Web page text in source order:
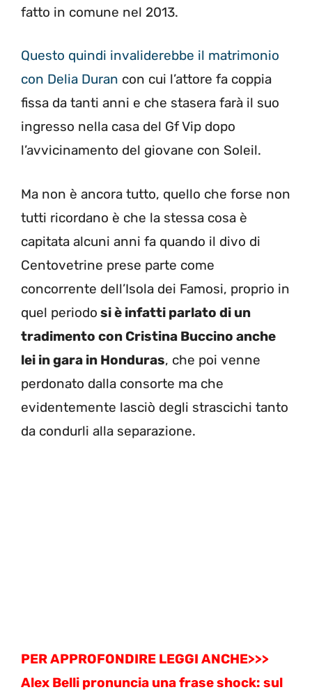
fatto in comune nel 2013.
Questo quindi invaliderebbe il matrimonio
con Delia Duran con cui l’attore fa coppia
fissa da tanti anni e che stasera farà il suo
ingresso nella casa del Gf Vip dopo
l’avvicinamento del giovane con Soleil.
Ma non è ancora tutto, quello che forse non
tutti ricordano è che la stessa cosa è
capitata alcuni anni fa quando il divo di
Centovetrine prese parte come
concorrente dell’Isola dei Famosi, proprio in
quel periodo si è infatti parlato di un
tradimento con Cristina Buccino anche
lei in gara in Honduras, che poi venne
perdonato dalla consorte ma che
evidentemente lasciò degli strascichi tanto
da condurli alla separazione.
PER APPROFONDIRE LEGGI ANCHE>>>
Alex Belli pronuncia una frase shock: sul